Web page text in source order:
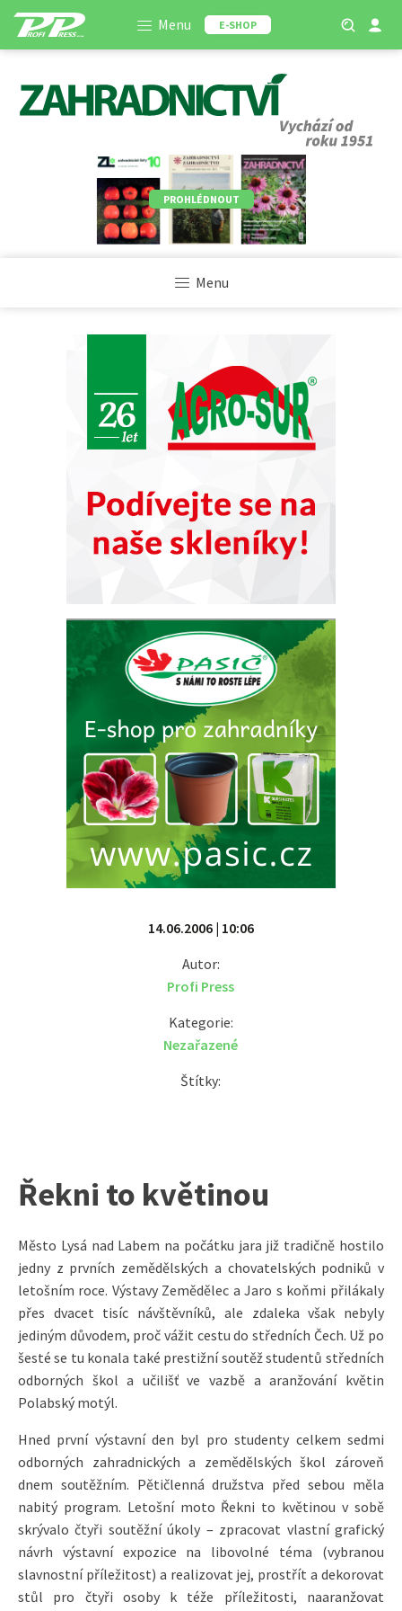
Menu E-SHOP
PROHLÉDNOUT
Menu
14.06.2006 | 10:06
Autor:
Profi Press
Kategorie:
Nezařazené
Štítky:
Řekni to květinou
Město Lysá nad Labem na počátku jara již tradičně hostilo
jedny z prvních zemědělských a chovatelských podniků v
letošním roce. Výstavy Zemědělec a Jaro s koňmi přilákaly
přes dvacet tisíc návštěvníků, ale zdaleka však nebyly
jediným důvodem, proč vážit cestu do středních Čech. Už po
šesté se tu konala také prestižní soutěž studentů středních
odborných škol a učilišť ve vazbě a aranžování květin
Polabský motýl.
Hned první výstavní den byl pro studenty celkem sedmi
odborných zahradnických a zemědělských škol zároveň
dnem soutěžním. Pětičlenná družstva před sebou měla
nabitý program. Letošní moto Řekni to květinou v sobě
skrývalo čtyři soutěžní úkoly – zpracovat vlastní grafický
návrh výstavní expozice na libovolné téma (vybranou
slavnostní příležitost) a realizovat jej, prostřít a dekorovat
stůl pro čtyři osoby k téže příležitosti, naaranžovat